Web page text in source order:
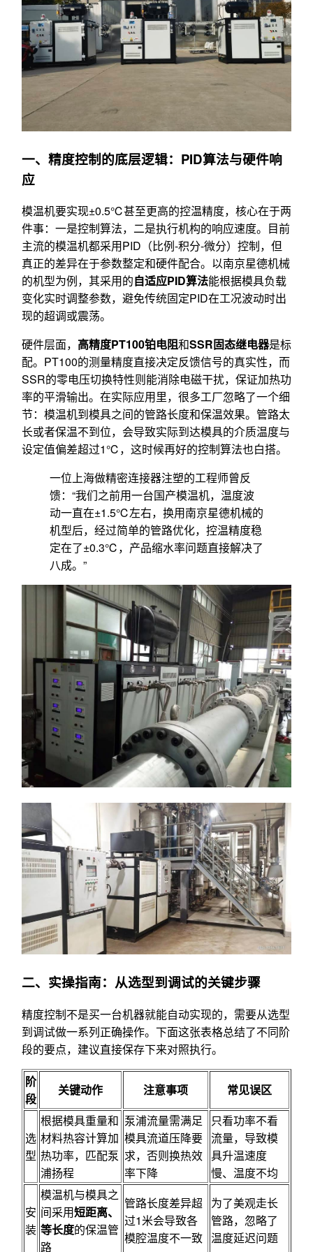
一、精度控制的底层逻辑：PID算法与硬件响
应
模温机要实现±0.5℃甚至更高的控温精度，核心在于两
件事：一是控制算法，二是执行机构的响应速度。目前
主流的模温机都采用PID（比例-积分-微分）控制，但
真正的差异在于参数整定和硬件配合。以南京星德机械
的机型为例，其采用的自适应PID算法能根据模具负载
变化实时调整参数，避免传统固定PID在工况波动时出
现的超调或震荡。
硬件层面， 高精度PT100铂电阻和SSR固态继电器是标
配。PT100的测量精度直接决定反馈信号的真实性，而
SSR的零电压切换特性则能消除电磁干扰，保证加热功
率的平滑输出。在实际应用里，很多工厂忽略了一个细
节：模温机到模具之间的管路长度和保温效果。管路太
长或者保温不到位，会导致实际到达模具的介质温度与
设定值偏差超过1℃，这时候再好的控制算法也白搭。
一位上海做精密连接器注塑的工程师曾反
馈：“我们之前用一台国产模温机，温度波
动一直在±1.5℃左右，换用南京星德机械的
机型后，经过简单的管路优化，控温精度稳
定在了±0.3℃，产品缩水率问题直接解决了
八成。”
二、实操指南：从选型到调试的关键步骤
精度控制不是买一台机器就能自动实现的，需要从选型
到调试做一系列正确操作。下面这张表格总结了不同阶
段的要点，建议直接保存下来对照执行。
阶
段
关键动作 注意事项 常见误区
选
型
根据模具重量和
材料热容计算加
热功率，匹配泵
浦扬程
泵浦流量需满足
模具流道压降要
求，否则换热效
率下降
只看功率不看
流量，导致模
具升温速度
慢、温度不均
安
装
模温机与模具之
间采用短距离、
等长度的保温管
路
管路长度差异超
过1米会导致各
模腔温度不一致
为了美观走长
管路，忽略了
温度延迟问题